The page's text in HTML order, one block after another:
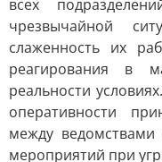
всех
чрезвычайной
слаженность их
реагирования в
реальности
оперативности
между ведомствами
мероприятий при